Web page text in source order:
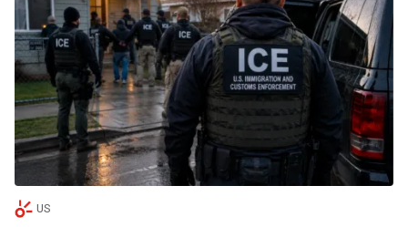
US